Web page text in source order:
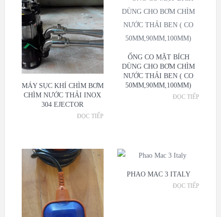
MÁY SỤC KHÍ CHÌM BƠM
CHÌM NƯỚC THẢI INOX
304 EJECTOR
ĐỌC TIẾP
ỐNG CO MẶT BÍCH
DÙNG CHO BƠM CHÌM
NƯỚC THẢI BEN ( CO
50MM,90MM,100MM)
ĐỌC TIẾP
PHAO MAC 3 ITALY
ĐỌC TIẾP